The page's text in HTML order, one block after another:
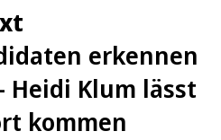
erkennen
Klum lässt
kommen